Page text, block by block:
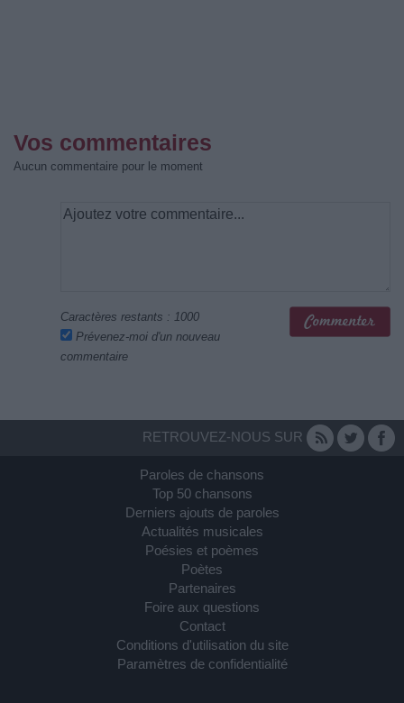
Vos commentaires
Aucun commentaire pour le moment
Caractères restants : 1000
Prévenez-moi d'un nouveau
commentaire
RETROUVEZ-NOUS SUR
Paroles de chansons
Top 50 chansons
Derniers ajouts de paroles
Actualités musicales
Poésies et poèmes
Poètes
Partenaires
Foire aux questions
Contact
Conditions d'utilisation du site
Paramètres de confidentialité